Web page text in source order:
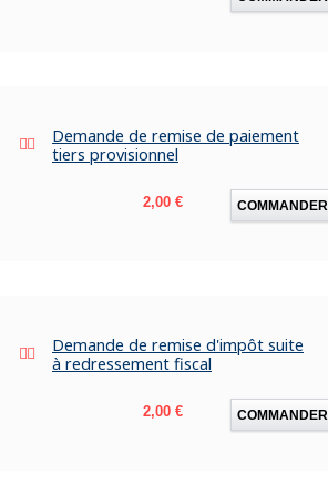
Demande de remise de paiement
tiers provisionnel
Prix
2,00 € COMMANDER
Demande de remise d'impôt suite
à redressement fiscal
Prix
2,00 € COMMANDER